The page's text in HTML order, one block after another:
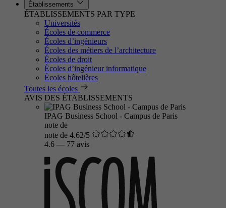
Établissements
ÉTABLISSEMENTS PAR TYPE
Universités
Écoles de commerce
Écoles d’ingénieurs
Écoles des métiers de l’architecture
Écoles de droit
Écoles d’ingénieur informatique
Écoles hôtelières
Toutes les écoles
AVIS DES ÉTABLISSEMENTS
IPAG Business School - Campus de Paris
note de
note de 4.62/5
4.6 — 77 avis